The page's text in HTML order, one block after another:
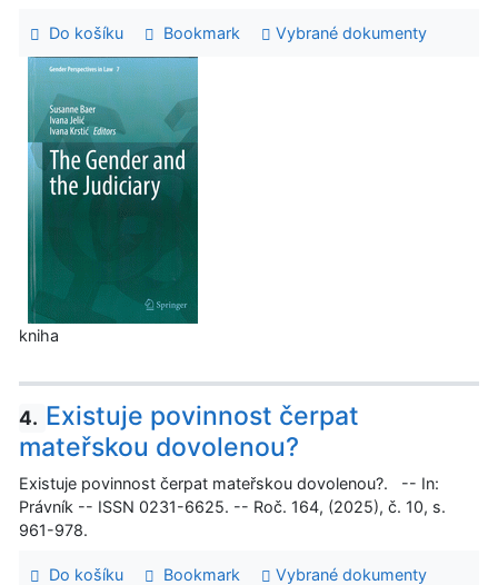
Do košíku Bookmark Vybrané dokumenty
kniha
4. Existuje povinnost čerpat
mateřskou dovolenou?
Existuje povinnost čerpat mateřskou dovolenou?. -- In:
Právník -- ISSN 0231-6625. -- Roč. 164, (2025), č. 10, s.
961-978.
Do košíku Bookmark Vybrané dokumenty